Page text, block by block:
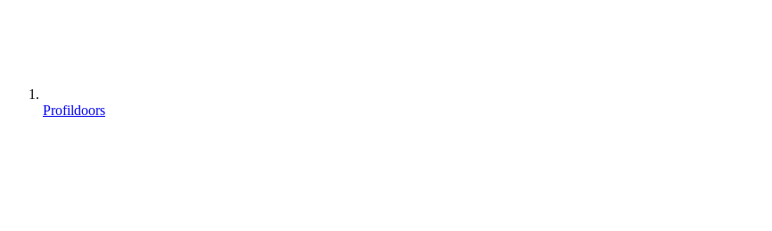
Profildoors